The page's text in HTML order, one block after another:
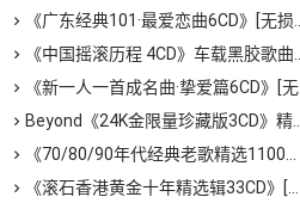
《广东经典101·最爱恋曲6CD》[无损WAV+高品质MP3/4.08GB]百度云网盘下载
《中国摇滚历程 4CD》车载黑胶歌曲合集[无损WAV/MP3/1.66GB]百度云网盘下载
《新一人一首成名曲·挚爱篇6CD》[无损MP3/DTS/WAV分轨/4.43GB]百度云网盘下载
Beyond《24K金限量珍藏版3CD》精选经典歌曲打包[无损WAV分轨/2.26GB]百度云网盘下载
《70/80/90年代经典老歌精选1100首》[高品质MP3/320K/10GB]百度云网盘下载
《滚石香港黄金十年精选辑33CD》[无损APE/WAV分轨/13.6GB]百度云网盘下载